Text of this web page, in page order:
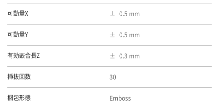
可動量X 0.5 mm
可動量Y 0.5 mm
有効嵌合長Z 0.3 mm
挿抜回数 30
梱包形態 Emboss